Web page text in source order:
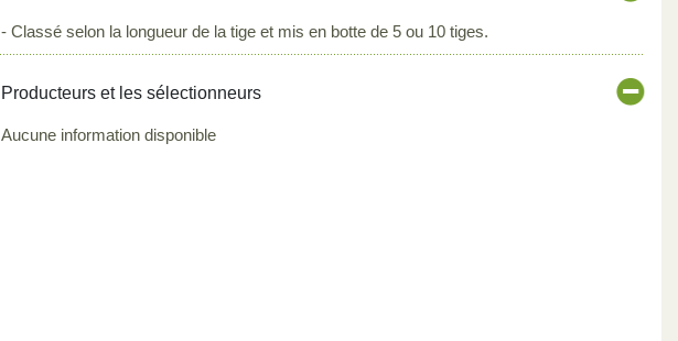
- Classé selon la longueur de la tige et mis en botte de 5 ou 10 tiges.
Producteurs et les sélectionneurs
Aucune information disponible